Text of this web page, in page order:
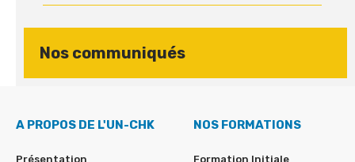
Nos communiqués
A PROPOS DE L'UN-CHK
Présentation
NOS FORMATIONS
Formation Initiale